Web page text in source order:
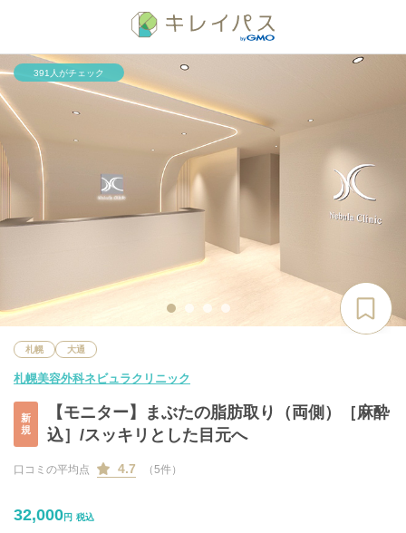
391人がチェック
札幌 大通
札幌美容外科ネビュラクリニック
新
規
【モニター】まぶたの脂肪取り（両側）［麻酔
込］/スッキリとした目元へ
口コミの平均点 4.7 （5件）
32,000円 税込